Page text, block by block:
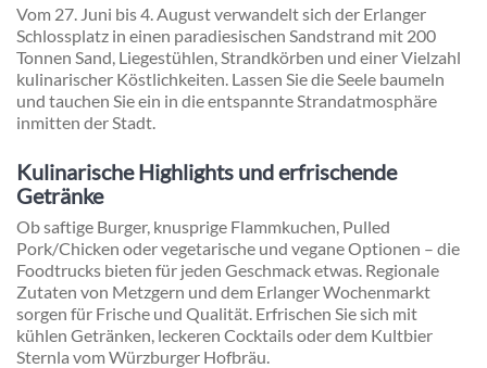
Vom 27. Juni bis 4. August verwandelt sich der Erlanger
Schlossplatz in einen paradiesischen Sandstrand mit 200
Tonnen Sand, Liegestühlen, Strandkörben und einer Vielzahl
kulinarischer Köstlichkeiten. Lassen Sie die Seele baumeln
und tauchen Sie ein in die entspannte Strandatmosphäre
inmitten der Stadt.
Kulinarische Highlights und erfrischende
Getränke
Ob saftige Burger, knusprige Flammkuchen, Pulled
Pork/Chicken oder vegetarische und vegane Optionen – die
Foodtrucks bieten für jeden Geschmack etwas. Regionale
Zutaten von Metzgern und dem Erlanger Wochenmarkt
sorgen für Frische und Qualität. Erfrischen Sie sich mit
kühlen Getränken, leckeren Cocktails oder dem Kultbier
Sternla vom Würzburger Hofbräu.